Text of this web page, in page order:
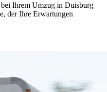
Ihrem Umzug in Duisburg
der Ihre Erwartungen